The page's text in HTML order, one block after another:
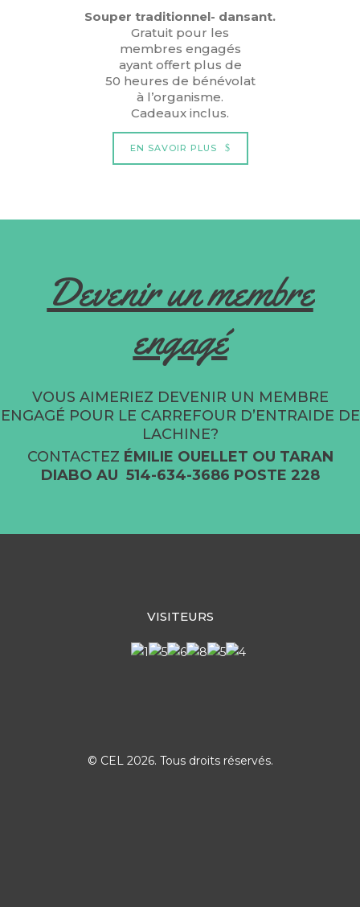
Souper traditionnel- dansant.
Gratuit pour les
membres engagés
ayant offert plus de
50 heures de bénévolat
à l’organisme.
Cadeaux inclus.
EN SAVOIR PLUS
Devenir un membre
engagé
VOUS AIMERIEZ DEVENIR UN MEMBRE
ENGAGÉ POUR LE CARREFOUR D’ENTRAIDE DE
LACHINE?
CONTACTEZ ÉMILIE OUELLET OU TARAN
DIABO AU 514-634-3686 POSTE 228
VISITEURS
© CEL 2026. Tous droits réservés.